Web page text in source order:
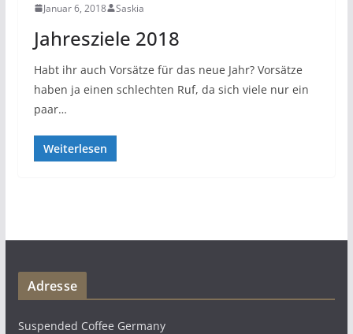
Januar 6, 2018 Saskia
Jahresziele 2018
Habt ihr auch Vorsätze für das neue Jahr? Vorsätze
haben ja einen schlechten Ruf, da sich viele nur ein
paar…
Weiterlesen
Adresse
Suspended Coffee Germany